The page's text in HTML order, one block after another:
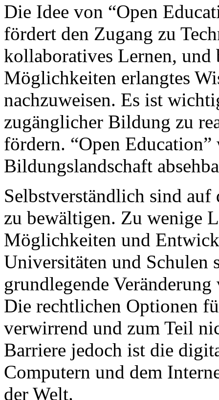
Die Idee von “Open
fördert den Zugang zu
kollaboratives Lernen, und
Möglichkeiten erlangtes
nachzuweisen. Es ist
zugänglicher Bildung zu
fördern. “Open Education”
Bildungslandschaft
Selbstverständlich sind
zu bewältigen. Zu wenige
Möglichkeiten und
Universitäten und Schulen
grundlegende
Die rechtlichen Optionen
verwirrend und zum Teil
Barriere jedoch ist die
Computern und dem
der Welt.